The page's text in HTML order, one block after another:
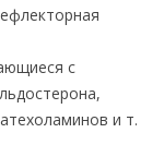
с
и т.